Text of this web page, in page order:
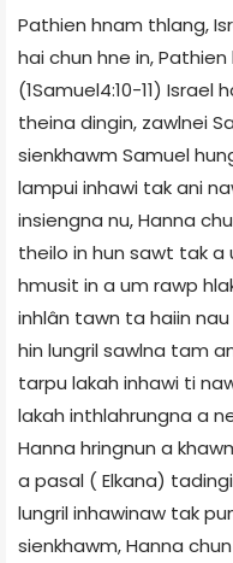
Pathien hnam thlang,
hai chun hne in,
(1Samuel4:10-11)
theina dingin, zawlnei
sienkhawm Samuel
lampui inhawi tak ani
insiengna nu, Hanna
theilo in hun sawt tak a
hmusit in a um rawp
inhlân tawn ta haiin
hin lungril sawlna tam
tarpu lakah inhawi ti
lakah inthlahrungna a
Hanna hringnun a
a pasal ( Elkana)
lungril inhawinaw tak
sienkhawm, Hanna